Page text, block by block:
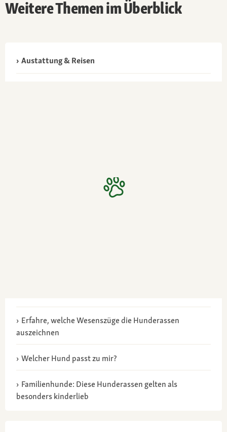
Weitere Themen im Überblick
Austattung & Reisen
Erfahre, welche Wesenszüge die Hunderassen
auszeichnen
Welcher Hund passt zu mir?
Familienhunde: Diese Hunderassen gelten als
besonders kinderlieb